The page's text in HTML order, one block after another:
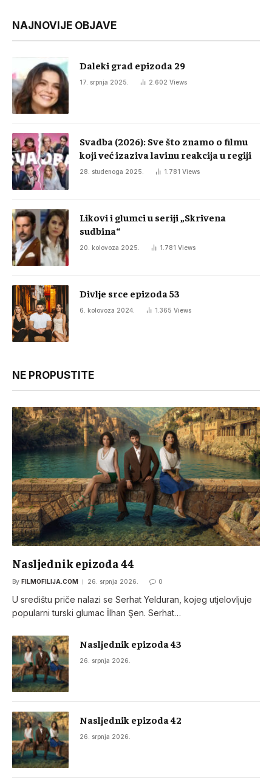
NAJNOVIJE OBJAVE
Daleki grad epizoda 29
17. srpnja 2025. 2.602 Views
Svadba (2026): Sve što znamo o filmu
koji već izaziva lavinu reakcija u regiji
28. studenoga 2025. 1.781 Views
Likovi i glumci u seriji „Skrivena
sudbina“
20. kolovoza 2025. 1.781 Views
Divlje srce epizoda 53
6. kolovoza 2024. 1.365 Views
NE PROPUSTITE
Nasljednik epizoda 44
By FILMOFILIJA.COM 26. srpnja 2026. 0
U središtu priče nalazi se Serhat Yelduran, kojeg utjelovljuje
popularni turski glumac İlhan Şen. Serhat…
Nasljednik epizoda 43
26. srpnja 2026.
Nasljednik epizoda 42
26. srpnja 2026.